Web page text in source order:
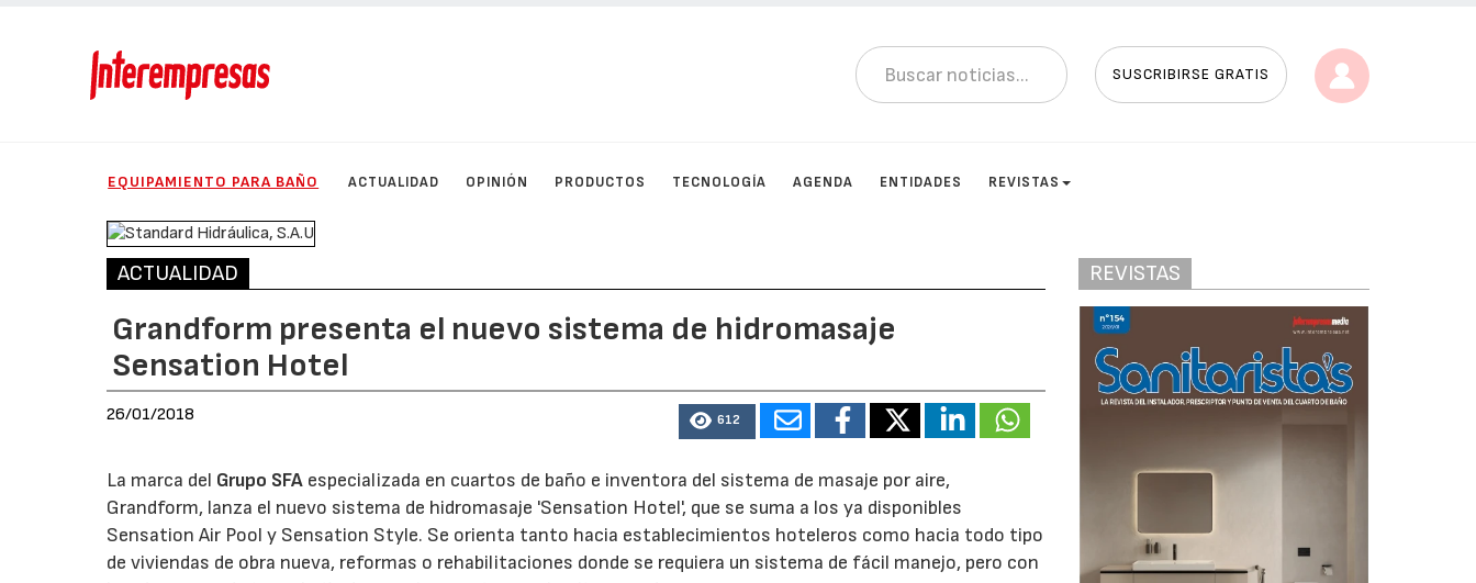
SUSCRIBIRSE GRATIS
EQUIPAMIENTO PARA BAÑO ACTUALIDAD OPINIÓN PRODUCTOS TECNOLOGÍA AGENDA ENTIDADES REVISTAS
ACTUALIDAD
Grandform presenta el nuevo sistema de hidromasaje
Sensation Hotel
26/01/2018 612
La marca del Grupo SFA especializada en cuartos de baño e inventora del sistema de masaje por aire,
Grandform, lanza el nuevo sistema de hidromasaje 'Sensation Hotel', que se suma a los ya disponibles
Sensation Air Pool y Sensation Style. Se orienta tanto hacia establecimientos hoteleros como hacia todo tipo
de viviendas de obra nueva, reformas o rehabilitaciones donde se requiera un sistema de fácil manejo, pero con
REVISTAS